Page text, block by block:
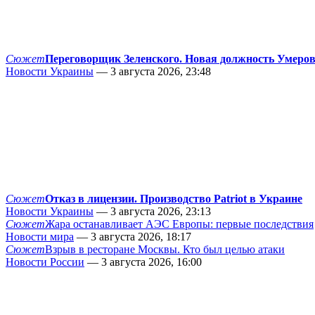
СюжетПереговорщик Зеленского. Новая должность
Новости Украины — 3 августа 2026, 23:48
СюжетОтказ в лицензии. Производство Patriot в Украине
Новости Украины — 3 августа 2026, 23:13
СюжетЖара останавливает АЭС Европы: первые последствия
Новости мира — 3 августа 2026, 18:17
СюжетВзрыв в ресторане Москвы. Кто был целью атаки
Новости России — 3 августа 2026, 16:00